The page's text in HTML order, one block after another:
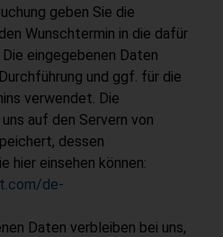
geben Sie die
Wunschtermin in die dafür
eingegebenen Daten
und ggf. für die
verwendet. Die
auf den Servern von
dessen
hier einsehen können:
de-
Daten verbleiben bei uns,